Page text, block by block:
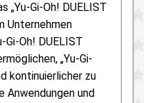
„Yu-Gi-Oh! DUELIST
Unternehmen
Oh! DUELIST
„Yu-Gi-
kontinuierlicher zu
Anwendungen und